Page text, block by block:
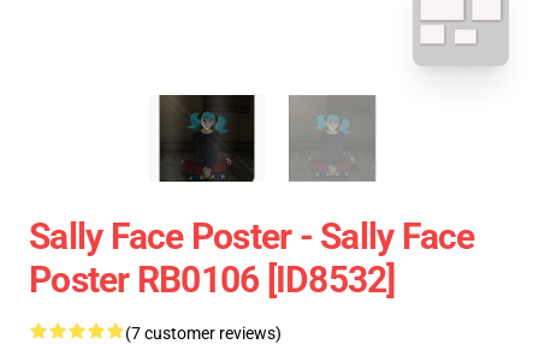
Sally Face Poster - Sally Face
Poster RB0106 [ID8532]
(7 customer reviews)